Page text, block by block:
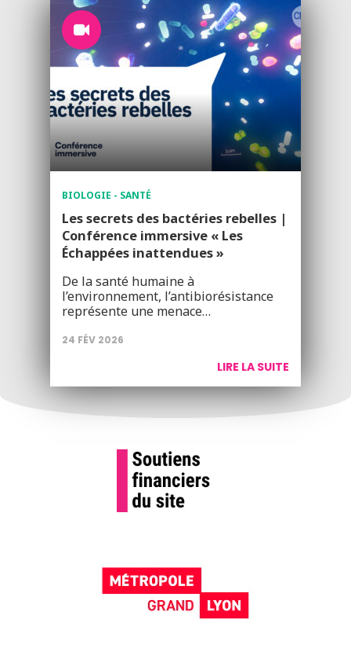
BIOLOGIE - SANTÉ
Les secrets des bactéries rebelles |
Conférence immersive « Les
Échappées inattendues »
De la santé humaine à
l’environnement, l’antibiorésistance
représente une menace…
24 FÉV 2026
LIRE LA SUITE